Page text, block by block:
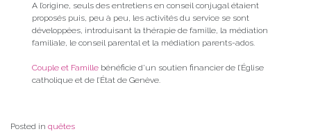
A l’origine, seuls des entretiens en conseil conjugal étaient
proposés puis, peu à peu, les activités du service se sont
développées, introduisant la thérapie de famille, la médiation
familiale, le conseil parental et la médiation parents-ados.
Couple et Famillebénéficie d’un soutien financier de l’Église
catholique et de l’État de Genève.
Posted in quêtes